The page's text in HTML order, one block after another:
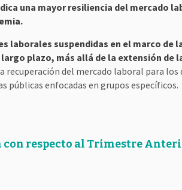
una mayor resiliencia del mercado
laborales suspendidas en el marco de
plazo, más allá de la extensión de
recuperación del mercado laboral para
públicas enfocadas en grupos específicos.
respecto al Trimestre